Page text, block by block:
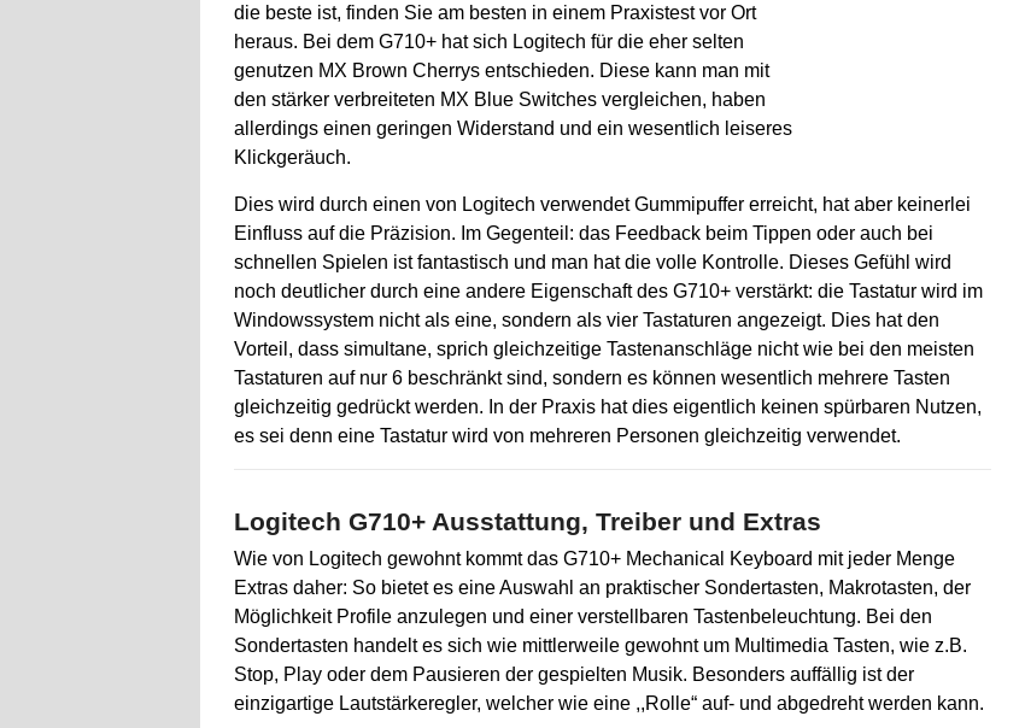
die beste ist, finden Sie am besten in einem Praxistest vor Ort
heraus. Bei dem G710+ hat sich Logitech für die eher selten
genutzen MX Brown Cherrys entschieden. Diese kann man mit
den stärker verbreiteten MX Blue Switches vergleichen, haben
allerdings einen geringen Widerstand und ein wesentlich leiseres
Klickgeräuch.
Dies wird durch einen von Logitech verwendet Gummipuffer erreicht, hat aber keinerlei
Einfluss auf die Präzision. Im Gegenteil: das Feedback beim Tippen oder auch bei
schnellen Spielen ist fantastisch und man hat die volle Kontrolle. Dieses Gefühl wird
noch deutlicher durch eine andere Eigenschaft des G710+ verstärkt: die Tastatur wird im
Windowssystem nicht als eine, sondern als vier Tastaturen angezeigt. Dies hat den
Vorteil, dass simultane, sprich gleichzeitige Tastenanschläge nicht wie bei den meisten
Tastaturen auf nur 6 beschränkt sind, sondern es können wesentlich mehrere Tasten
gleichzeitig gedrückt werden. In der Praxis hat dies eigentlich keinen spürbaren Nutzen,
es sei denn eine Tastatur wird von mehreren Personen gleichzeitig verwendet.
Logitech G710+ Ausstattung, Treiber und Extras
Wie von Logitech gewohnt kommt das G710+ Mechanical Keyboard mit jeder Menge
Extras daher: So bietet es eine Auswahl an praktischer Sondertasten, Makrotasten, der
Möglichkeit Profile anzulegen und einer verstellbaren Tastenbeleuchtung. Bei den
Sondertasten handelt es sich wie mittlerweile gewohnt um Multimedia Tasten, wie z.B.
Stop, Play oder dem Pausieren der gespielten Musik. Besonders auffällig ist der
einzigartige Lautstärkeregler, welcher wie eine ,,Rolle“ auf- und abgedreht werden kann.